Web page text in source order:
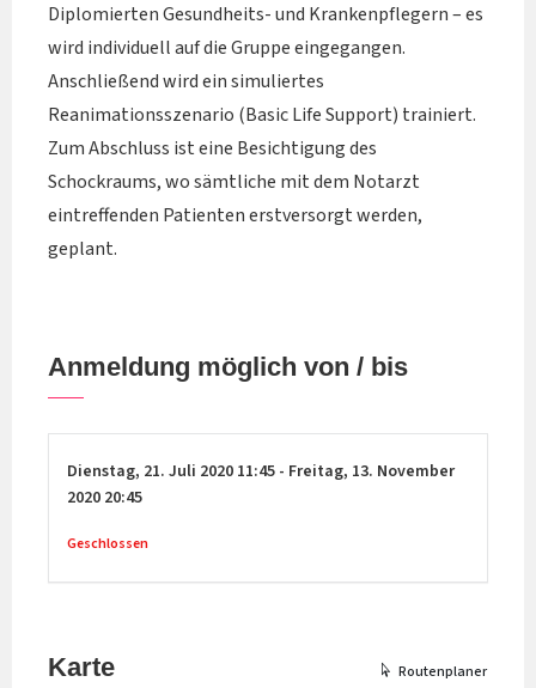
Diplomierten Gesundheits- und Krankenpflegern – es
wird individuell auf die Gruppe eingegangen.
Anschließend wird ein simuliertes
Reanimationsszenario (Basic Life Support) trainiert.
Zum Abschluss ist eine Besichtigung des
Schockraums, wo sämtliche mit dem Notarzt
eintreffenden Patienten erstversorgt werden,
geplant.
Anmeldung möglich von / bis
Dienstag, 21. Juli 2020 11:45 - Freitag, 13. November
2020 20:45
Geschlossen
Karte Routenplaner